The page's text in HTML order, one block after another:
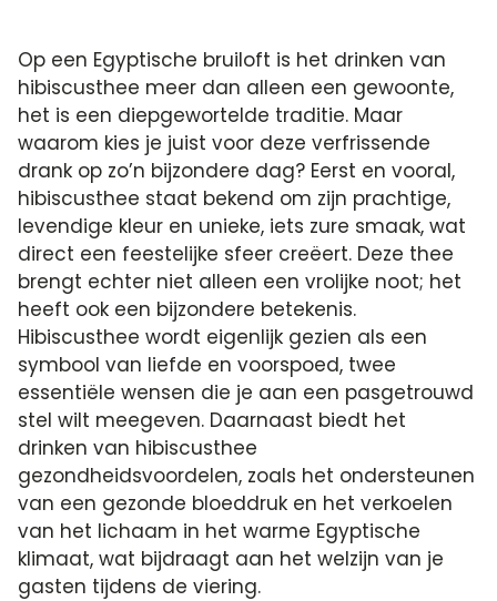
Op een Egyptische bruiloft is het drinken van
hibiscusthee meer dan alleen een gewoonte,
het is een diepgewortelde traditie. Maar
waarom kies je juist voor deze verfrissende
drank op zo’n bijzondere dag? Eerst en vooral,
hibiscusthee staat bekend om zijn prachtige,
levendige kleur en unieke, iets zure smaak, wat
direct een feestelijke sfeer creëert. Deze thee
brengt echter niet alleen een vrolijke noot; het
heeft ook een bijzondere betekenis.
Hibiscusthee wordt eigenlijk gezien als een
symbool van liefde en voorspoed, twee
essentiële wensen die je aan een pasgetrouwd
stel wilt meegeven. Daarnaast biedt het
drinken van hibiscusthee
gezondheidsvoordelen, zoals het ondersteunen
van een gezonde bloeddruk en het verkoelen
van het lichaam in het warme Egyptische
klimaat, wat bijdraagt aan het welzijn van je
gasten tijdens de viering.